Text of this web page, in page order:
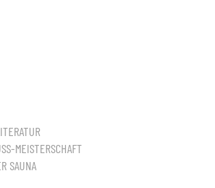
MEISTERSCHAFT
SAUNA